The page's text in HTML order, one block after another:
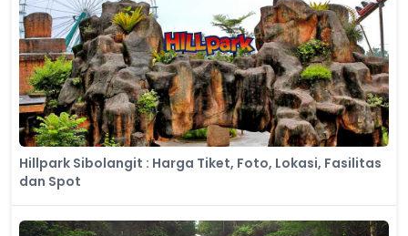
Hillpark Sibolangit : Harga Tiket, Foto, Lokasi, Fasilitas
dan Spot